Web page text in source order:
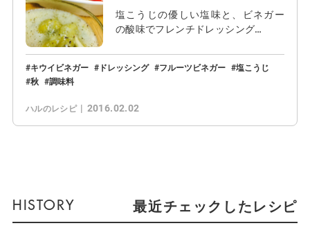
塩こうじの優しい塩味と、ビネガー
の酸味でフレンチドレッシング…
キウイビネガー ドレッシング フルーツビネガー
塩こうじ
秋
調味料
ハルのレシピ 2016.02.02
最近チェックしたレシピ